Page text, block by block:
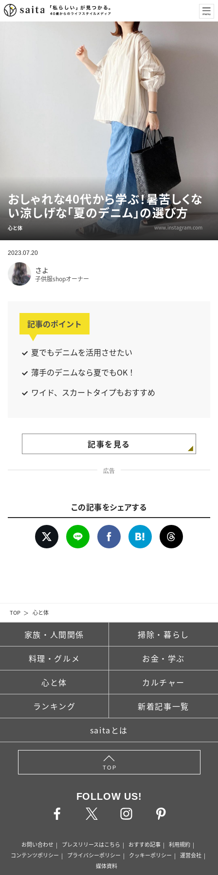
TOP 心と体
おしゃれな40代から学ぶ！暑苦しくな
い涼しげな「夏のデニム」の選び方
心と体 www.instagram.com
2023.07.20
さよ
子供服shopオーナー
記事のポイント
夏でもデニムを活用させたい
薄手のデニムなら夏でもOK！
ワイド、スカートタイプもおすすめ
記事を見る
広告
この記事をシェアする
家族・人間関係 掃除・暮らし
料理・グルメ お金・学ぶ
心と体 カルチャー
ランキング 新着記事一覧
saitaとは
TOP
FOLLOW US!
お問い合わせ プレスリリースはこちら おすすめ記事
利用規約
コンテンツポリシー
プライバシーポリシー クッキーポリシー
運営会社
媒体資料